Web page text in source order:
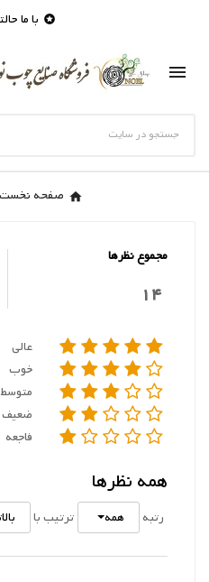
 با ما

صفحه نخست
مجموع نظرها
14
عالی
خوب
متوسط
ضعیف
فاجعه
همه نظرها
رتبه همه ترتیب با